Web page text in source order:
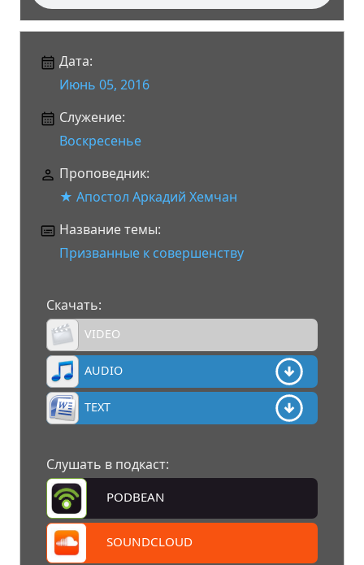
Дата:
Июнь 05, 2016
Служение:
Воскресенье
Проповедник:
★ Апостол Аркадий Хемчан
Название темы:
Призванные к совершенству
Скачать:
VIDEO
AUDIO
TEXT
Слушать в подкаст:
PODBEAN
SOUNDCLOUD